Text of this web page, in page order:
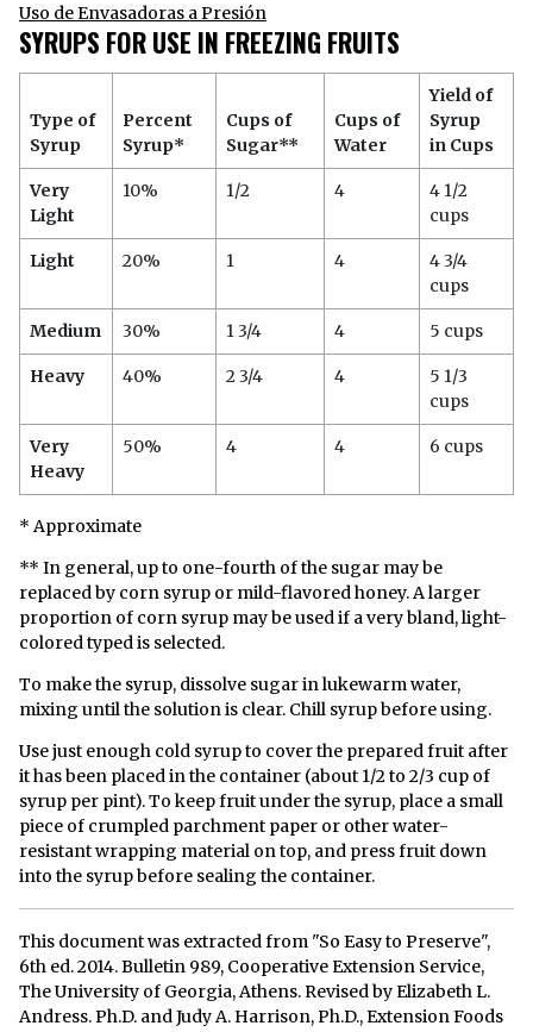
Uso de Envasadoras a Presión
SYRUPS FOR USE IN FREEZING FRUITS
Type of
Syrup
Percent
Syrup*
Cups of
Sugar**
Cups of
Water
Yield of
Syrup
in Cups
Very
Light
10% 1/2 4
4 1/2
cups
Light 20% 1 4
4 3/4
cups
Medium 30% 1 3/4 4 5 cups
Heavy 40% 2 3/4 4
5 1/3
cups
Very
Heavy
50% 4 4 6 cups
* Approximate
** In general, up to one-fourth of the sugar may be
replaced by corn syrup or mild-flavored honey. A larger
proportion of corn syrup may be used if a very bland, light-
colored typed is selected.
To make the syrup, dissolve sugar in lukewarm water,
mixing until the solution is clear. Chill syrup before using.
Use just enough cold syrup to cover the prepared fruit after
it has been placed in the container (about 1/2 to 2/3 cup of
syrup per pint). To keep fruit under the syrup, place a small
piece of crumpled parchment paper or other water-
resistant wrapping material on top, and press fruit down
into the syrup before sealing the container.
This document was extracted from "So Easy to Preserve",
6th ed. 2014. Bulletin 989, Cooperative Extension Service,
The University of Georgia, Athens. Revised by Elizabeth L.
Andress. Ph.D. and Judy A. Harrison, Ph.D., Extension Foods